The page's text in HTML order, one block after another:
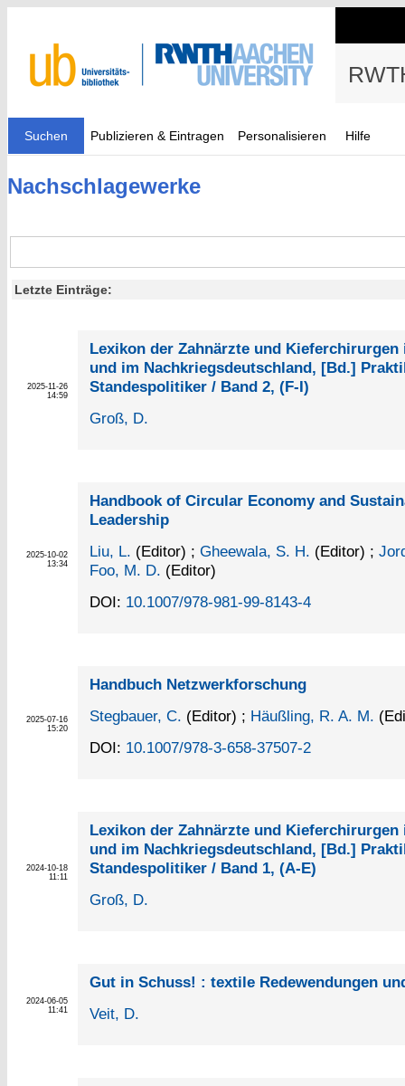
Suchen Publizieren & Eintragen Personalisieren Hilfe
Nachschlagewerke
Letzte Einträge:
2025-11-26
14:59
Lexikon der Zahnärzte und
und im Nachkriegsdeutschland, [Bd.]
Standespolitiker / Band 2, (F-I)
Groß, D.
2025-10-02
13:34
Handbook of Circular Economy and
Leadership
Liu, L. (Editor) ; Gheewala, S. H. (Editor) ;
Foo, M. D. (Editor)
DOI: 10.1007/978-981-99-8143-4
2025-07-16
15:20
Handbuch Netzwerkforschung
Stegbauer, C. (Editor) ; Häußling, R. A. M.
DOI: 10.1007/978-3-658-37507-2
2024-10-18
11:11
Lexikon der Zahnärzte und
und im Nachkriegsdeutschland, [Bd.]
Standespolitiker / Band 1, (A-E)
Groß, D.
2024-06-05
11:41
Gut in Schuss! : textile Redewendungen
Veit, D.